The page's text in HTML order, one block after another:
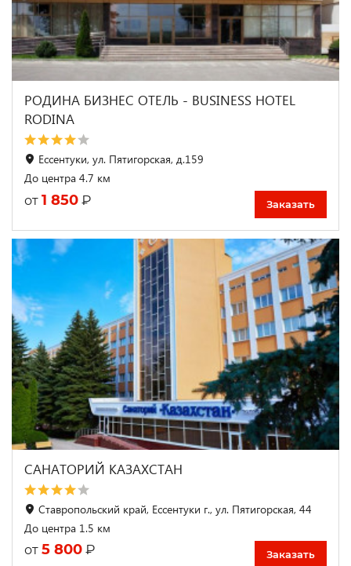
РОДИНА БИЗНЕС ОТЕЛЬ - BUSINESS HOTEL
RODINA
Ессентуки, ул. Пятигорская, д.159
До центра 4.7 км
от 1 850 ₽ Заказать
САНАТОРИЙ КАЗАХСТАН
Ставропольский край, Ессентуки г., ул. Пятигорская, 44
До центра 1.5 км
от 5 800 ₽ Заказать